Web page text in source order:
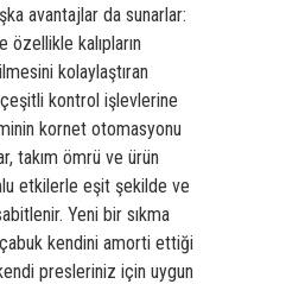
avantajlar da sunarlar:
özellikle kalıpların
kolaylaştıran
kontrol işlevlerine
kornet otomasyonu
takım ömrü ve ürün
etkilerle eşit şekilde ve
Yeni bir sıkma
kendini amorti ettiği
presleriniz için uygun